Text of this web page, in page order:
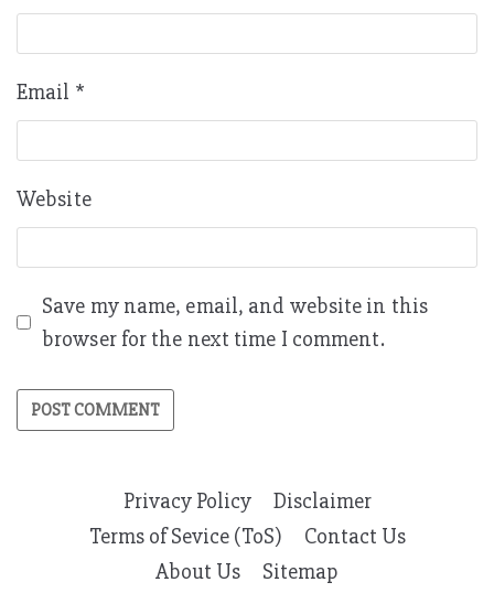
Email *
Website
Save my name, email, and website in this
browser for the next time I comment.
Privacy Policy
Disclaimer
Terms of Sevice (ToS)
Contact Us
About Us
Sitemap